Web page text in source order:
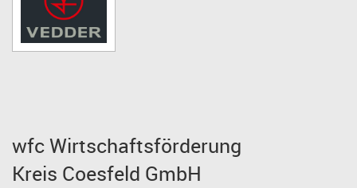
wfc Wirtschaftsförderung
Kreis Coesfeld GmbH